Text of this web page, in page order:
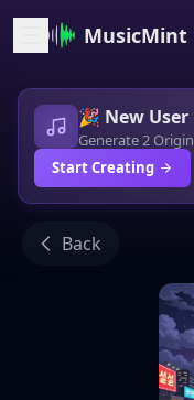
MusicMint
🎉 New
Generate 2
Start Creating
Back